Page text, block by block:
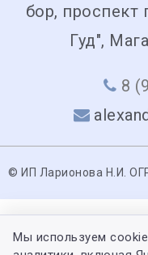
бор, проспект
Гуд",
8
© ИП Ларионова Н.И.
Мы используем